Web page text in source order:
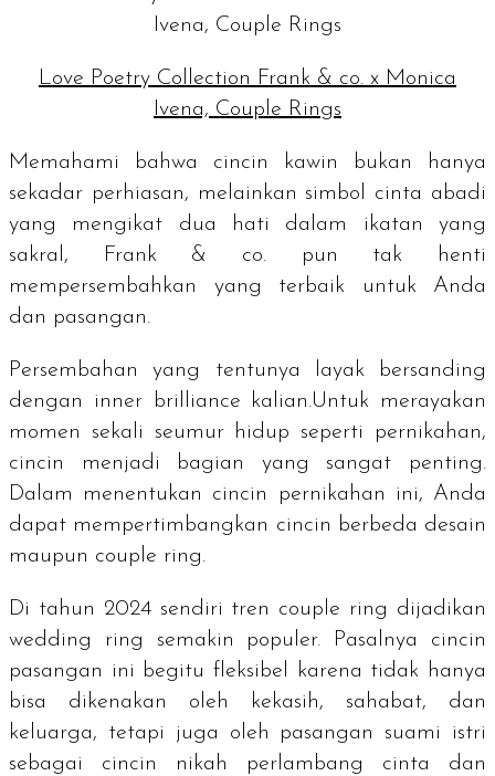
Love Poetry Collection Frank & co. x Monica
Ivena, Couple Rings
Memahami bahwa cincin kawin bukan hanya
sekadar perhiasan, melainkan simbol cinta abadi
yang mengikat dua hati dalam ikatan yang
sakral, Frank & co. pun tak henti
mempersembahkan yang terbaik untuk Anda
dan pasangan.
Persembahan yang tentunya layak bersanding
dengan inner brilliance kalian.Untuk merayakan
momen sekali seumur hidup seperti pernikahan,
cincin menjadi bagian yang sangat penting.
Dalam menentukan cincin pernikahan ini, Anda
dapat mempertimbangkan cincin berbeda desain
maupun couple ring.
Di tahun 2024 sendiri tren couple ring dijadikan
wedding ring semakin populer. Pasalnya cincin
pasangan ini begitu fleksibel karena tidak hanya
bisa dikenakan oleh kekasih, sahabat, dan
keluarga, tetapi juga oleh pasangan suami istri
sebagai cincin nikah perlambang cinta dan